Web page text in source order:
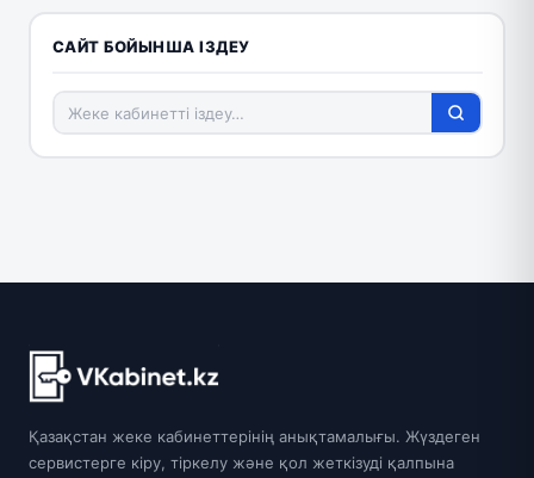
САЙТ БОЙЫНША ІЗДЕУ
Қазақстан жеке кабинеттерінің анықтамалығы. Жүздеген
сервистерге кіру, тіркелу және қол жеткізуді қалпына